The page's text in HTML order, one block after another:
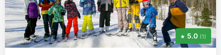
5.0 (1)